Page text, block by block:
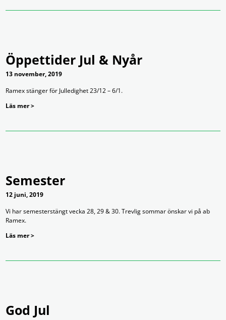
Öppettider Jul & Nyår
13 november, 2019
Ramex stänger för Julledighet 23/12 – 6/1.
Läs mer >
Semester
12 juni, 2019
Vi har semesterstängt vecka 28, 29 & 30. Trevlig sommar önskar vi på ab
Ramex.
Läs mer >
God Jul